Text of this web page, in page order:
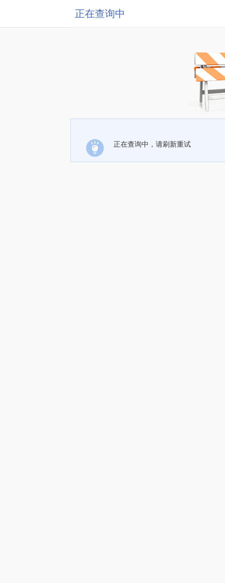
正在查询中
正在查询中，请刷新重试